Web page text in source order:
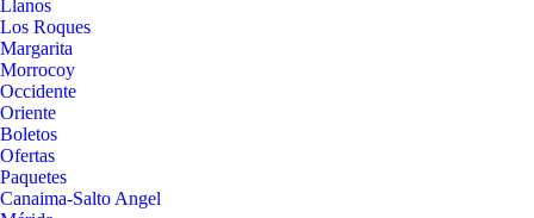
Llanos
Los Roques
Margarita
Morrocoy
Occidente
Oriente
Boletos
Ofertas
Paquetes
Canaima-Salto Angel